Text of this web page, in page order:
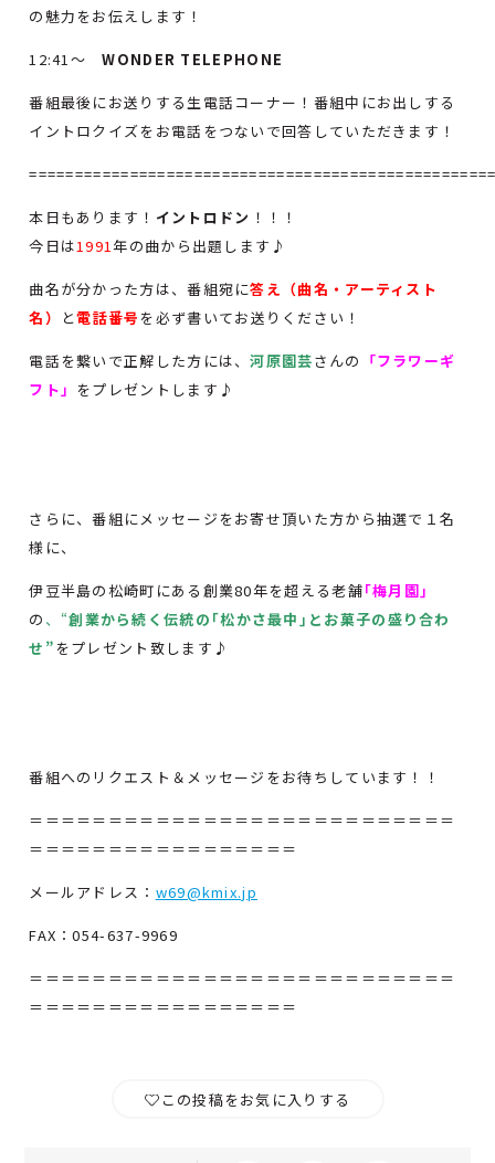
の魅力をお伝えします！
12:41～WONDER TELEPHONE
番組最後にお送りする生電話コーナー！番組中にお出しする
イントロクイズをお電話をつないで回答していただきます！
本日もあります！ イントロドン ！！！
今日は1991年の曲から出題します♪
曲名が分かった方は、番組宛に答え（曲名・アーティスト
名）
と電話番号 を必ず書いてお送りください！
電話を繋いで正解した方には、河原園芸さんの 「フラワーギ
フト」 をプレゼントします♪
さらに、番組にメッセージをお寄せ頂いた方から抽選で１名
様に、
伊豆半島の松崎町にある創業80年を超える老舗｢梅月園｣
の 、“創業から続く伝統の｢松かさ最中｣とお菓子の盛り合わ
せ” をプレゼント致します♪
番組へのリクエスト＆メッセージをお待ちしています！！
＝＝＝＝＝＝＝＝＝＝＝＝＝＝＝＝＝＝＝＝＝＝＝＝＝＝＝
＝＝＝＝＝＝＝＝＝＝＝＝＝＝＝＝＝
メールアドレス： w69@kmix.jp
FAX：054-637-9969
＝＝＝＝＝＝＝＝＝＝＝＝＝＝＝＝＝＝＝＝＝＝＝＝＝＝＝
＝＝＝＝＝＝＝＝＝＝＝＝＝＝＝＝＝
この投稿をお気に入りする